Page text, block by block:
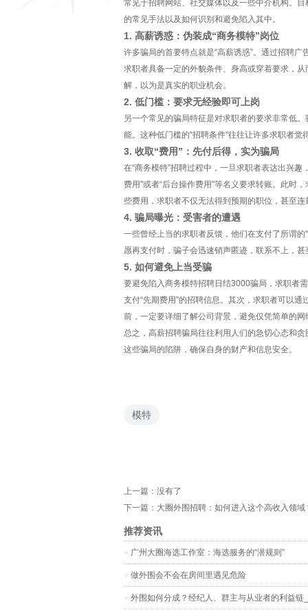
常见于招聘网站、社交媒体以及一些中介机构。
的常见手法以及如何识别和避免陷入其中。
1. 高薪诱惑：伪装成“商务模特”岗位
许多骗局的首要特点就是“高薪诱惑”。通过招聘
求职者具备一定的外貌条件、身高或穿着要求，
解，以为是真实的职业机会。
2. 低门槛：要求无经验即可上岗
另一个常见的骗局特征是对求职者的要求非常低
能。这种低门槛的“招聘条件”往往让许多求职者
3. 收取“费用”：先付后得，实为骗局
在“商务模特”招聘过程中，一旦求职者表达出兴趣
费用”或者“后台操作费用”等名义要求转账。此时
些费用，求职者不仅无法得到预期的职位，甚至
4. 骗局曝光：受害者的遭遇
一些曾经上当的求职者反馈，他们在支付了所谓的
愿再支付时，骗子会迅速销声匿迹，联系不上，
5. 如何避免上当受骗
要避免陷入商务模特招聘日结3000骗局，求职者
支付“先期费用”的招聘信息。其次，求职者可以
前，一定要详细了解公司背景，避免仅凭简单的
总之，高薪招聘骗局往往利用人们的急切心态和
这些骗局的陷阱，确保自身的财产和信息安全。
模特
上一篇：没有了
下一篇： 大圈外围招聘：如何进入这个高收入领域
推荐资讯
‌广州大圈海选工作室‌：海选服务的“潜规则”
做外围会不会在房间里遇见危险
外围如何分成？经纪人、群主与从业者的利益链